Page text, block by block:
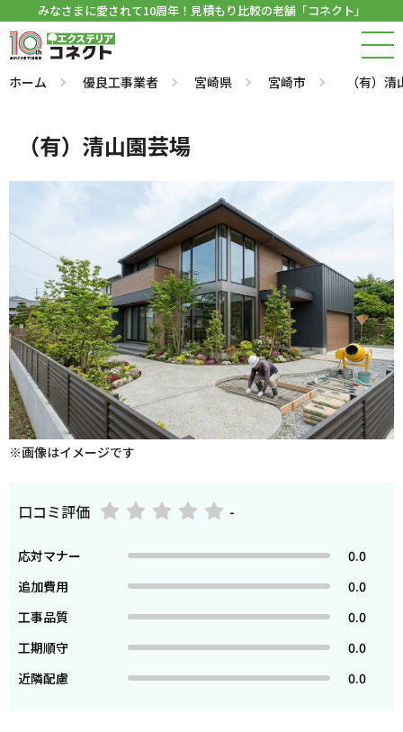
みなさまに愛されて10周年！見積もり比較の老舗「コネクト」
ホーム 優良工事業者 宮崎県 宮崎市 （有）
（有）清山園芸場
※画像はイメージです
口コミ評価 -
応対マナー
0.0
追加費用
0.0
工事品質
0.0
工期順守
0.0
近隣配慮
0.0